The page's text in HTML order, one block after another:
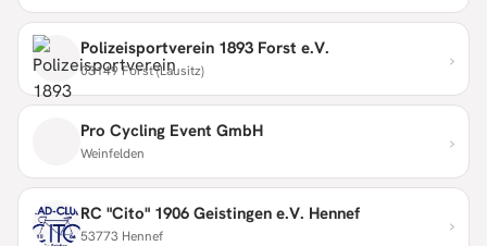
Polizeisportverein 1893 Forst e.V.
03149 Forst (Lausitz) ›
Pro Cycling Event GmbH
Weinfelden ›
RC "Cito" 1906 Geistingen e.V. Hennef
53773 Hennef ›